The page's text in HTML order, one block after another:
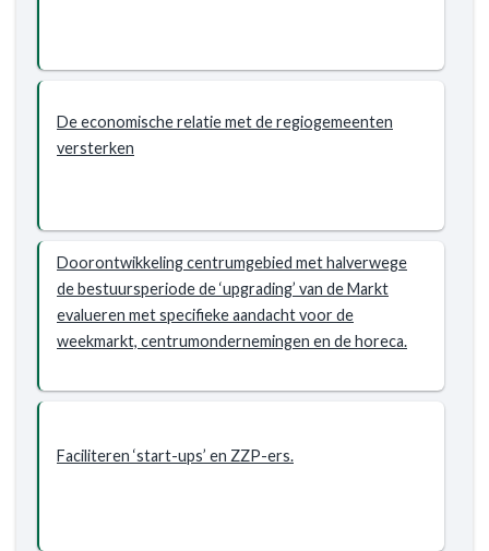
De economische relatie met de regiogemeenten
versterken
Doorontwikkeling centrumgebied met halverwege
de bestuursperiode de ‘upgrading’ van de Markt
evalueren met specifieke aandacht voor de
weekmarkt, centrumondernemingen en de horeca.
Faciliteren ‘start-ups’ en ZZP-ers.